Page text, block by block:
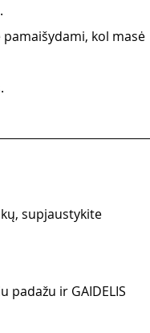
kol masė
supjaustykite
ir GAIDELIS